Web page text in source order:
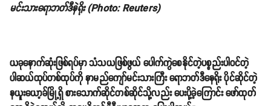
မင်းသားရောဘတ်ဒီနဲရိုး (Photo: Reuters)
ယခုနောက်ဆုံးဖြစ်ရပ်မှာ သံသယဖြစ်ဖွယ် ပေါက်ကွဲစေနိုင်တဲ့ပစ္စည်းပါဝင်တဲ့
ပါဆယ်ထုပ်တစ်ထုပ်ကို နာမည်ကျော်မင်းသားကြီး ရောဘတ်ဒီနေရိုး ပိုင်ဆိုင်တဲ့
နယူးယော့ခ်မြို့ရှိ စားသောက်ဆိုင်တစ်ဆိုင်သို့လည်း ပေးပို့ခဲ့ကြောင်း ဖော်ထုတ်